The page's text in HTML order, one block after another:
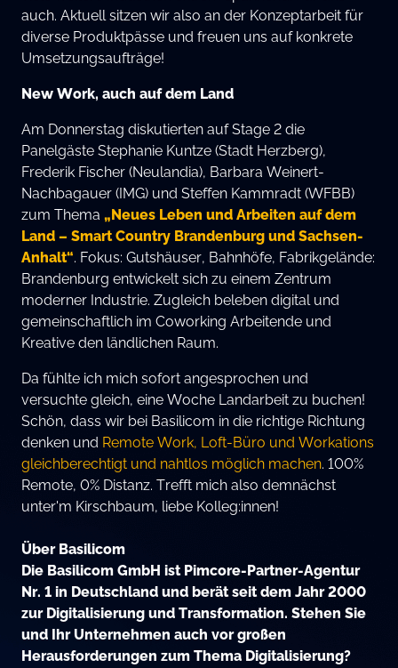
auch. Aktuell sitzen wir also an der Konzeptarbeit für
diverse Produktpässe und freuen uns auf konkrete
Umsetzungsaufträge!
New Work, auch auf dem Land
Am Donnerstag diskutierten auf Stage 2 die
Panelgäste Stephanie Kuntze (Stadt Herzberg),
Frederik Fischer (Neulandia), Barbara Weinert-
Nachbagauer (IMG) und Steffen Kammradt (WFBB)
zum Thema „Neues Leben und Arbeiten auf dem
Land – Smart Country Brandenburg und Sachsen-
Anhalt“. Fokus: Gutshäuser, Bahnhöfe, Fabrikgelände:
Brandenburg entwickelt sich zu einem Zentrum
moderner Industrie. Zugleich beleben digital und
gemeinschaftlich im Coworking Arbeitende und
Kreative den ländlichen Raum.
Da fühlte ich mich sofort angesprochen und
versuchte gleich, eine Woche Landarbeit zu buchen!
Schön, dass wir bei Basilicom in die richtige Richtung
denken und Remote Work, Loft-Büro und Workations
gleichberechtigt und nahtlos möglich machen. 100%
Remote, 0% Distanz. Trefft mich also demnächst
unter'm Kirschbaum, liebe Kolleg:innen!
Über Basilicom
Die Basilicom GmbH ist Pimcore-Partner-Agentur
Nr. 1 in Deutschland und berät seit dem Jahr 2000
zur Digitalisierung und Transformation. Stehen Sie
und Ihr Unternehmen auch vor großen
Herausforderungen zum Thema Digitalisierung?